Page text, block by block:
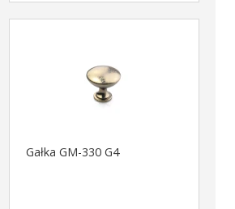
Gałka GM-330 G4